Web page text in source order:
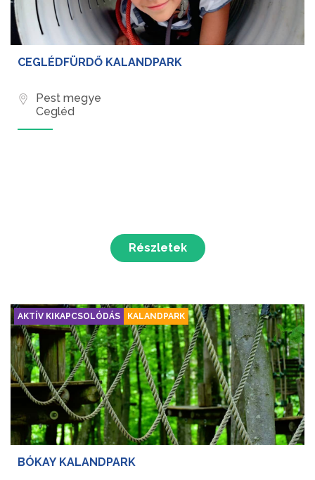
CEGLÉDFÜRDŐ KALANDPARK
Pest megye
Cegléd
Részletek
AKTÍV KIKAPCSOLÓDÁS KALANDPARK
BÓKAY KALANDPARK